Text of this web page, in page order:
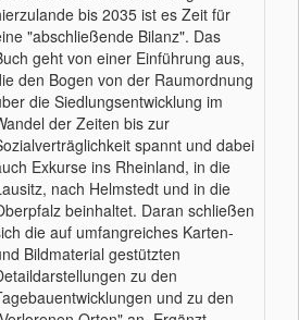
bis 2035 ist es Zeit für
"abschließende Bilanz". Das
geht von einer Einführung aus,
den Bogen von der Raumordnung
die Siedlungsentwicklung im
der Zeiten bis zur
spannt und dabei
Exkurse ins Rheinland, in die
nach Helmstedt und in die
beinhaltet. Daran schließen
die auf umfangreiches Karten-
Bildmaterial gestützten
zu den
und zu den